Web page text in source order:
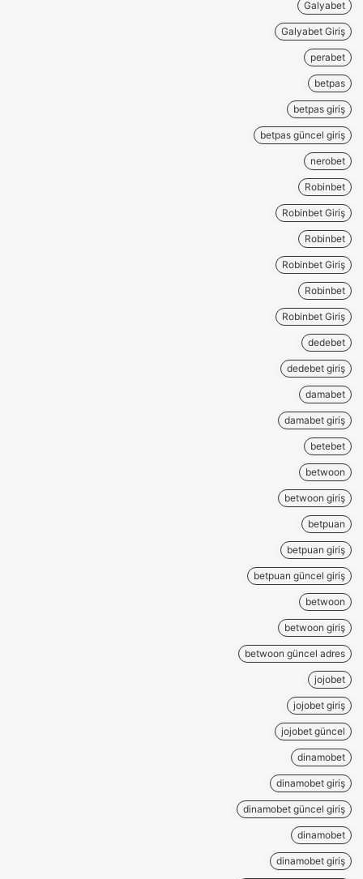
Galyabet
Galyabet Giriş
perabet
betpas
betpas giriş
betpas güncel giriş
nerobet
Robinbet
Robinbet Giriş
Robinbet
Robinbet Giriş
Robinbet
Robinbet Giriş
dedebet
dedebet giriş
damabet
damabet giriş
betebet
betwoon
betwoon giriş
betpuan
betpuan giriş
betpuan güncel giriş
betwoon
betwoon giriş
betwoon güncel adres
jojobet
jojobet giriş
jojobet güncel
dinamobet
dinamobet giriş
dinamobet güncel giriş
dinamobet
dinamobet giriş